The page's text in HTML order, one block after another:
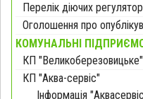
Перелік діючих
Оголошення про
КОМУНАЛЬНІ
КП "Великоберезовицьке"
КП "Аква-сервіс"
Інформація